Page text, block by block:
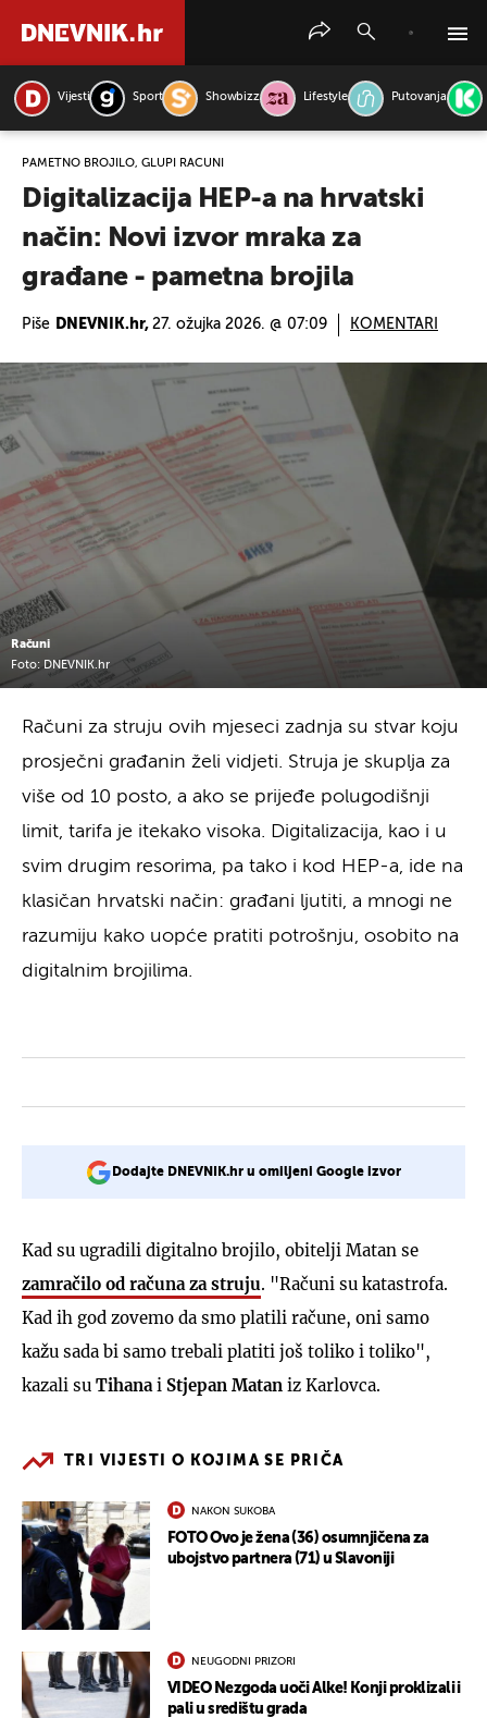
Vijesti Sport Showbizz Lifestyle Putovanja
PAMETNO BROJILO, GLUPI RAČUNI
Digitalizacija HEP-a na hrvatski
način: Novi izvor mraka za
građane - pametna brojila
Piše DNEVNIK.hr, 27. ožujka 2026. @ 07:09 KOMENTARI
Računi
Foto: DNEVNIK.hr
Računi za struju ovih mjeseci zadnja su stvar koju
prosječni građanin želi vidjeti. Struja je skuplja za
više od 10 posto, a ako se prijeđe polugodišnji
limit, tarifa je itekako visoka. Digitalizacija, kao i u
svim drugim resorima, pa tako i kod HEP-a, ide na
klasičan hrvatski način: građani ljutiti, a mnogi ne
razumiju kako uopće pratiti potrošnju, osobito na
digitalnim brojilima.
Dodajte DNEVNIK.hr u omiljeni Google izvor
Kad su ugradili digitalno brojilo, obitelji Matan se
zamračilo od računa za struju. "Računi su katastrofa.
Kad ih god zovemo da smo platili račune, oni samo
kažu sada bi samo trebali platiti još toliko i toliko",
kazali su Tihana i Stjepan Matan iz Karlovca.
TRI VIJESTI O KOJIMA SE PRIČA
NAKON SUKOBA
FOTO Ovo je žena (36) osumnjičena za
ubojstvo partnera (71) u Slavoniji
NEUGODNI PRIZORI
VIDEO Nezgoda uoči Alke! Konji proklizali i
pali u središtu grada
PRETRAŽITE VIJESTI